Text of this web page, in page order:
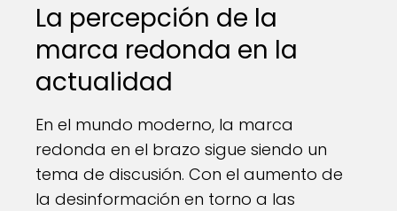
La percepción de la
marca redonda en la
actualidad
En el mundo moderno, la marca
redonda en el brazo sigue siendo un
tema de discusión. Con el aumento de
la desinformación en torno a las